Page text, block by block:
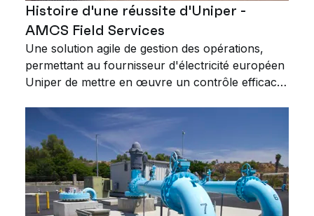
Histoire d'une réussite d'Uniper -
AMCS Field Services
Une solution agile de gestion des opérations,
permettant au fournisseur d'électricité européen
Uniper de mettre en œuvre un contrôle efficace
travail pour les services publics, à déploiement
rapide.